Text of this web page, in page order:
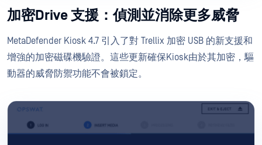
加密Drive 支援：偵測並消除更多威脅
MetaDefender Kiosk 4.7 引入了對 Trellix 加密 USB 的新支援和
增強的加密磁碟機驗證。這些更新確保Kiosk由於其加密，驅
動器的威脅防禦功能不會被鎖定。